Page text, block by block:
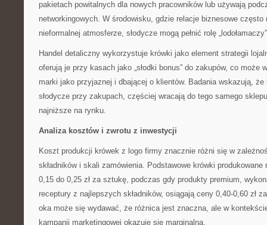
pakietach powitalnych dla nowych pracowników lub używają
networkingowych. W środowisku, gdzie relacje biznesowe często
nieformalnej atmosferze, słodycze mogą pełnić rolę
Handel detaliczny wykorzystuje krówki jako element strategii
oferują je przy kasach jako „słodki bonus” do zakupów, co może
marki jako przyjaznej i dbającej o klientów. Badania wskazują,
słodycze przy zakupach, częściej wracają do tego samego
najniższe na rynku.
Analiza kosztów i zwrotu z inwestycji
Koszt produkcji krówek z logo firmy znacznie różni się w
składników i skali zamówienia. Podstawowe krówki
0,15 do 0,25 zł za sztukę, podczas gdy produkty premium,
receptury z najlepszych składników, osiągają ceny 0,40-0,60 zł
oka może się wydawać, że różnica jest znaczna, ale w
kampanii marketingowej okazuje się marginalna.